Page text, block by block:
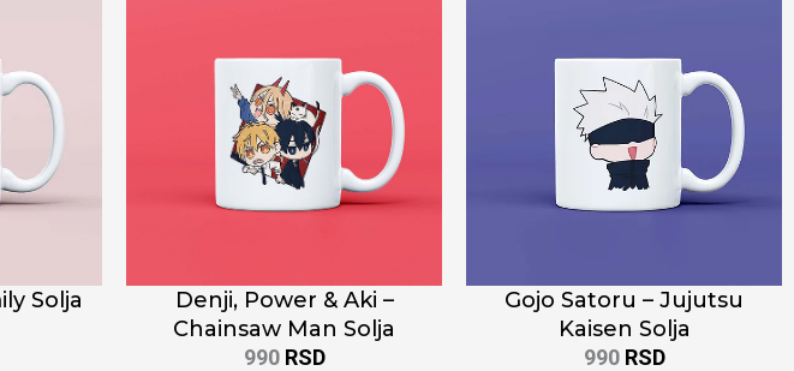
Solja
Denji, Power & Aki –
Chainsaw Man Solja
990 RSD
Gojo Satoru – Jujutsu
Kaisen Solja
990 RSD